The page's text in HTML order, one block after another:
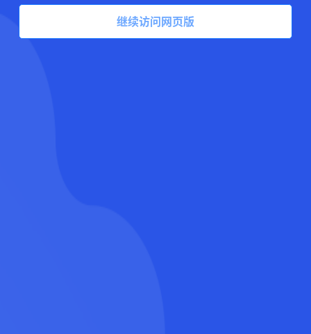
继续访问网页版